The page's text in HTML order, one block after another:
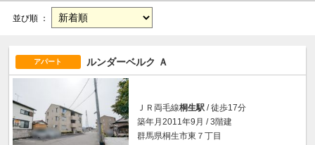
並び順 ：
アパート ルンダーベルク Ａ
ＪＲ両毛線桐生駅 / 徒歩17分
築年月2011年9月 / 3階建
群馬県桐生市東７丁目